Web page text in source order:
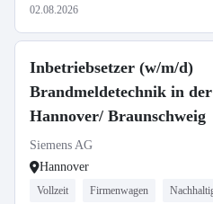
02.08.2026
Inbetriebsetzer (w/m/d)
Brandmeldetechnik in
Hannover/ Braunschweig
Siemens AG
Hannover
Vollzeit Firmenwagen